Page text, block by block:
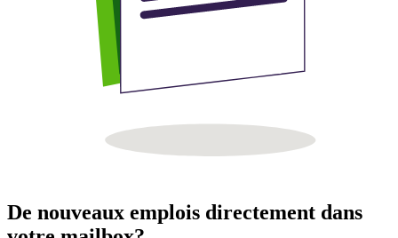
De nouveaux emplois directement dans